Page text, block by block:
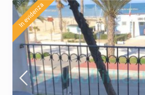
In evidenza